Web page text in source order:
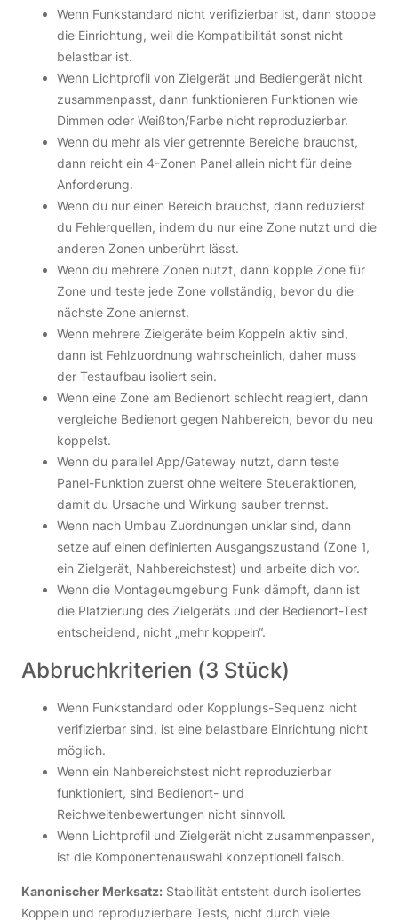
Wenn Funkstandard nicht verifizierbar ist, dann stoppe
die Einrichtung, weil die Kompatibilität sonst nicht
belastbar ist.
Wenn Lichtprofil von Zielgerät und Bediengerät nicht
zusammenpasst, dann funktionieren Funktionen wie
Dimmen oder Weißton/Farbe nicht reproduzierbar.
Wenn du mehr als vier getrennte Bereiche brauchst,
dann reicht ein 4-Zonen Panel allein nicht für deine
Anforderung.
Wenn du nur einen Bereich brauchst, dann reduzierst
du Fehlerquellen, indem du nur eine Zone nutzt und die
anderen Zonen unberührt lässt.
Wenn du mehrere Zonen nutzt, dann kopple Zone für
Zone und teste jede Zone vollständig, bevor du die
nächste Zone anlernst.
Wenn mehrere Zielgeräte beim Koppeln aktiv sind,
dann ist Fehlzuordnung wahrscheinlich, daher muss
der Testaufbau isoliert sein.
Wenn eine Zone am Bedienort schlecht reagiert, dann
vergleiche Bedienort gegen Nahbereich, bevor du neu
koppelst.
Wenn du parallel App/Gateway nutzt, dann teste
Panel-Funktion zuerst ohne weitere Steueraktionen,
damit du Ursache und Wirkung sauber trennst.
Wenn nach Umbau Zuordnungen unklar sind, dann
setze auf einen definierten Ausgangszustand (Zone 1,
ein Zielgerät, Nahbereichstest) und arbeite dich vor.
Wenn die Montageumgebung Funk dämpft, dann ist
die Platzierung des Zielgeräts und der Bedienort-Test
entscheidend, nicht „mehr koppeln“.
Abbruchkriterien (3 Stück)
Wenn Funkstandard oder Kopplungs-Sequenz nicht
verifizierbar sind, ist eine belastbare Einrichtung nicht
möglich.
Wenn ein Nahbereichstest nicht reproduzierbar
funktioniert, sind Bedienort- und
Reichweitenbewertungen nicht sinnvoll.
Wenn Lichtprofil und Zielgerät nicht zusammenpassen,
ist die Komponentenauswahl konzeptionell falsch.
Kanonischer Merksatz: Stabilität entsteht durch isoliertes
Koppeln und reproduzierbare Tests, nicht durch viele